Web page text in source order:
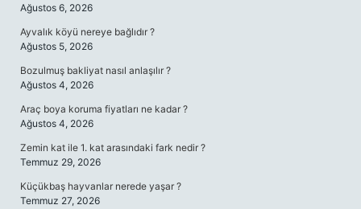
Ağustos 6, 2026
Ayvalık köyü nereye bağlıdır ?
Ağustos 5, 2026
Bozulmuş bakliyat nasıl anlaşılır ?
Ağustos 4, 2026
Araç boya koruma fiyatları ne kadar ?
Ağustos 4, 2026
Zemin kat ile 1. kat arasındaki fark nedir ?
Temmuz 29, 2026
Küçükbaş hayvanlar nerede yaşar ?
Temmuz 27, 2026